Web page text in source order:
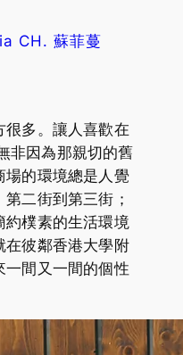
CH. 蘇菲蔓
很多。讓人喜歡在
非因為那親切的舊
場的環境總是人覺
二街到第三街；
約樸素的生活環境
在彼鄰香港大學附
一間又一間的個性